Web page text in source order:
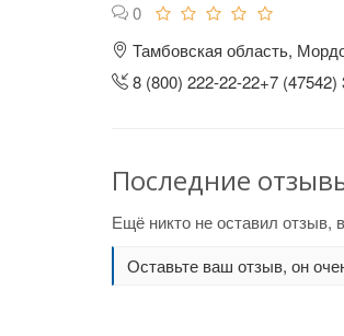
0
Тамбовская область,
8 (800) 222-22-22+7 (47542)
Последние
Ещё никто не оставил отзыв,
Оставьте ваш отзыв, он